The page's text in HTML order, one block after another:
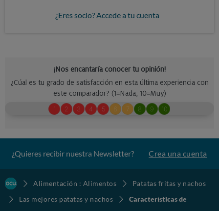
¿Eres socio? Accede a tu cuenta
¿Quieres recibir nuestra Newsletter? Crea una cuenta
Alimentación : Alimentos
Patatas fritas y nachos
Las mejores patatas y nachos
Características de